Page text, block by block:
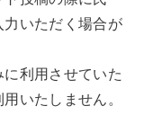
いただく場合が
利用させていた
いたしません。